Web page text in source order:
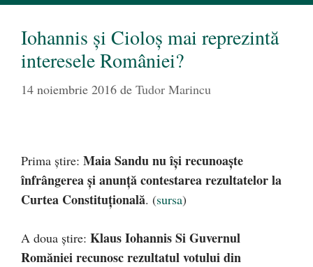
Iohannis și Cioloș mai reprezintă
interesele României?
14 noiembrie 2016 de Tudor Marincu
Prima știre: Maia Sandu nu își recunoaște
înfrângerea și anunță contestarea rezultatelor la
Curtea Constituțională. (sursa)
A doua știre: Klaus Iohannis Si Guvernul
Romăniei recunosc rezultatul votului din